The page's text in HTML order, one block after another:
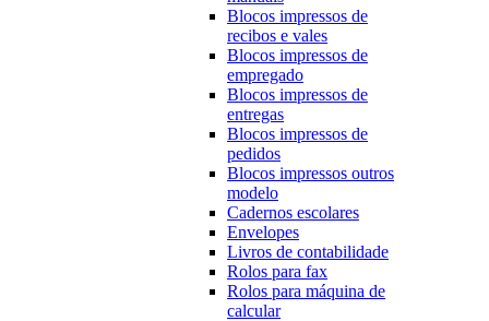
Blocos impressos de
recibos e vales
Blocos impressos de
empregado
Blocos impressos de
entregas
Blocos impressos de
pedidos
Blocos impressos outros
modelo
Cadernos escolares
Envelopes
Livros de contabilidade
Rolos para fax
Rolos para máquina de
calcular